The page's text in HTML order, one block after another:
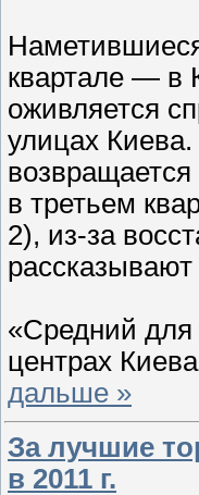
квартале — в
оживляется
улицах
в третьем
2), из-за
«Средний для
центрах
дальше »
За лучшие
в 2011 г.